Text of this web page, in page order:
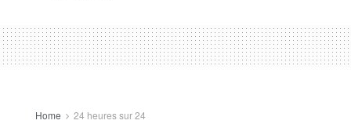
Home 24 heures sur 24